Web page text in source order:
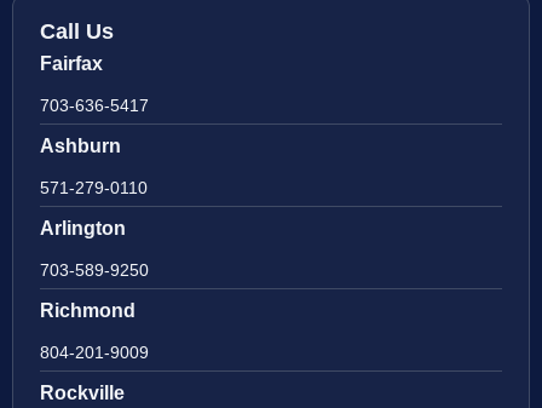
Call Us
Fairfax
703-636-5417
Ashburn
571-279-0110
Arlington
703-589-9250
Richmond
804-201-9009
Rockville